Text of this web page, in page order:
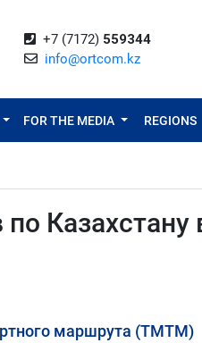
+7 (7172) 559344
info@ortcom.kz
FOR THE MEDIA REGIONS
Казахстану
маршрута (ТМТМ)